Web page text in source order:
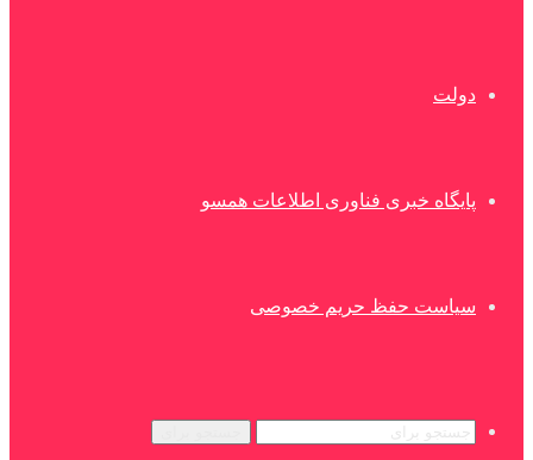
دولت
پایگاه خبری فناوری اطلاعات همسو
سیاست حفظ حریم خصوصی